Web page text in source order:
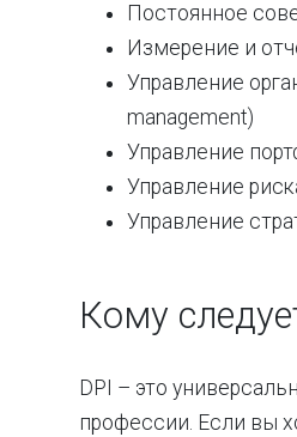
Постоянное
Измерение и
Управление
management)
Управление
Управление
Управление
Кому
DPI – это
профессии. Если вы